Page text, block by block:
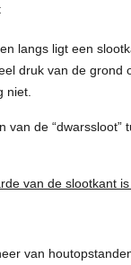
langs ligt een
druk van de grond
niet.
van de
van de slootkant is
van